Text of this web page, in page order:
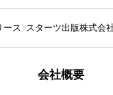
ース スターツ出版株式会
会社概要